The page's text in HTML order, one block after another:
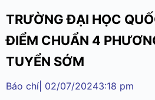
TRƯỜNG ĐẠI HỌC
ĐIỂM CHUẨN 4
TUYỂN SỚM
Báo chí 02/07/20243:18 pm